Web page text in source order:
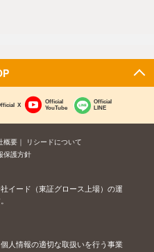
X
Official
YouTube
Official
LINE
概要
リシードについて
保護方針
イード（東証グロース上場）の運
人情報の適切な取扱いを行う事業